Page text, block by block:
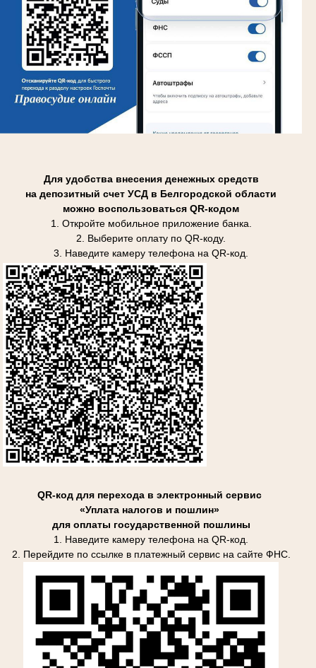
Для удобства внесения денежных средств
на депозитный счет УСД в Белгородской области
можно воспользоваться QR-кодом
1. Откройте мобильное приложение банка.
2. Выберите оплату по QR-коду.
3. Наведите камеру телефона на QR-код.
QR-код для перехода в электронный сервис
«Уплата налогов и пошлин»
для оплаты государственной пошлины
1. Наведите камеру телефона на QR-код.
2. Перейдите по ссылке в платежный сервис на сайте ФНС.